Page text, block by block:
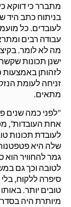
מתברר כי דווקא
בניתוח כתב היד
לעובדים. כל
עבודה רבים
מה לא לומר.
ישנן תכונות
לזהותן באמצעות
זניחה לעומת
מתאים.
"לפני כמה שנים
אחת העובדות",
לעובדת תכונות
שלה היא
גמר להחוויר
לטובה וכך גם
סיפרה ללקוח,
טובים יותר.
מיותרת היה